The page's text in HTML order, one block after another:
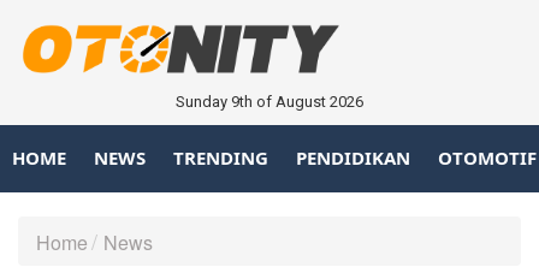
Sunday 9th of August 2026
HOME NEWS TRENDING PENDIDIKAN OTOMOTIF
Home News